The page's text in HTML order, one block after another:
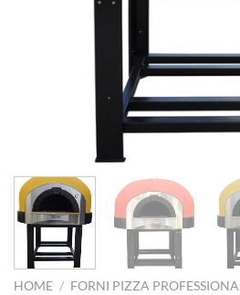
HOME / FORNI PIZZA